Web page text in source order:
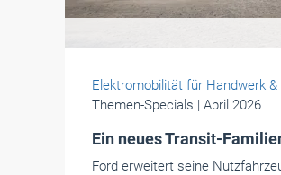
Elektromobilität für Handwerk
Themen-Specials | April 2026
Ein neues Transit-
Ford erweitert seine